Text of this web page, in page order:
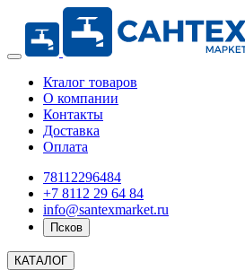
Кталог товаров
О компании
Контакты
Доставка
Оплата
78112296484
+7 8112 29 64 84
info@santexmarket.ru
Псков
КАТАЛОГ